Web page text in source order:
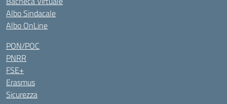
Albo Sindacale
Albo OnLine
PON/POC
PNRR
FSE+
Erasmus
Sicurezza